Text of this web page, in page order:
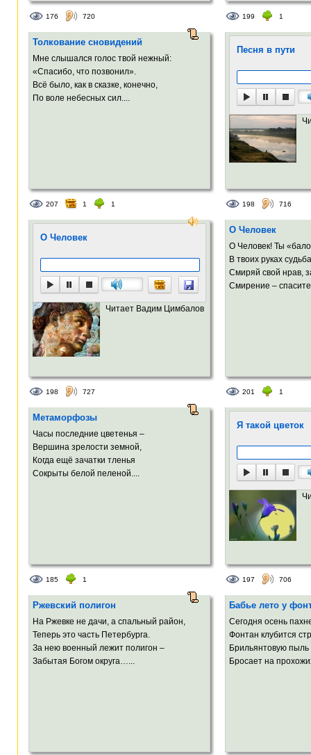
176 720 199 1
Толкование сновидений
Мне слышался голос твой нежный:
«Спасибо, что позвонил».
Всё было, как в сказке, конечно,
По воле небесных сил....
207 1 1
Песня в пути
198 716
О Человек
Читает Вадим Цимбалов
198 727
О Человек
О Человек! Ты
В твоих руках
Смиряй свой нрав,
Смирение –
201 1
Метаморфозы
Часы последние цветенья –
Вершина зрелости земной,
Когда ещё зачатки тленья
Сокрыты белой пеленой....
185 1
Я такой цветок
197 706
Ржевский полигон
На Ржевке не дачи, а спальный район,
Теперь это часть Петербурга.
За нею военный лежит полигон –
Забытая Богом округа…...
Бабье лето у
Сегодня осень
Фонтан клубится
Брильянтовую
Бросает на